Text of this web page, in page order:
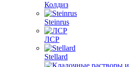
Колдиз
Steinrus
ЛСР
Stellard